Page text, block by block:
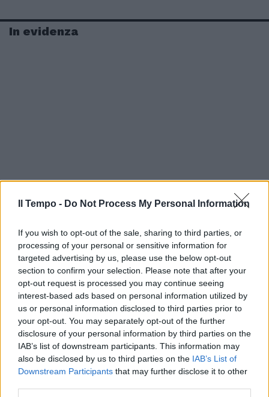
Il Tempo - Do Not Process My Personal Information
If you wish to opt-out of the sale, sharing to third parties, or
processing of your personal or sensitive information for
targeted advertising by us, please use the below opt-out
section to confirm your selection. Please note that after your
opt-out request is processed you may continue seeing
interest-based ads based on personal information utilized by
us or personal information disclosed to third parties prior to
your opt-out. You may separately opt-out of the further
disclosure of your personal information by third parties on the
IAB’s list of downstream participants. This information may
also be disclosed by us to third parties on the IAB’s List of
Downstream Participants that may further disclose it to other
In evidenza